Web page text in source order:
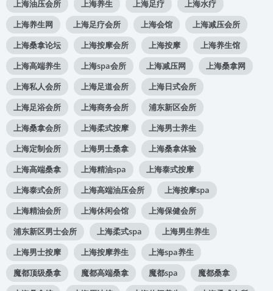
上海油压会所
上海养生 上海足疗
上海水疗
上海养生网
上海足疗会所 上海会馆
上海减压会所
上海桑拿论坛
上海按摩会所 上海按摩
上海养生馆
上海高端养生
上海spa会所 上海减压网
上海桑拿网
上海私人会所
上海足道会所
上海日式会所
上海足浴会所
上海商务会所
浦东新区会所
上海桑拿会所
上海柔式按摩
上海男士养生
上海定制会所
上海男士桑拿
上海桑拿体验
上海高端桑拿
上海精油spa
上海泰式按摩
上海泰式会所
上海高端油压会所
上海按摩spa
上海精油会所
上海休闲会馆
上海保健会所
浦东新区男士会所
上海柔式spa
上海男生养生
上海男士按摩
上海按摩养生
上海spa养生
魔都顶级桑拿
魔都高端桑拿 魔都spa
魔都桑拿